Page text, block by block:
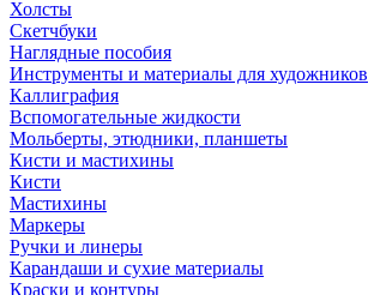
Холсты
Скетчбуки
Наглядные пособия
Инструменты и материалы для художников
Каллиграфия
Вспомогательные жидкости
Мольберты, этюдники, планшеты
Кисти и мастихины
Кисти
Мастихины
Маркеры
Ручки и линеры
Карандаши и сухие материалы
Краски и контуры